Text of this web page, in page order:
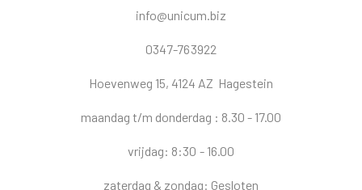
info@unicum.biz
0347-763922
Hoevenweg 15, 4124 AZ Hagestein
maandag t/m donderdag : 8.30 - 17.00
vrijdag: 8:30 - 16.00
zaterdag & zondag: Gesloten